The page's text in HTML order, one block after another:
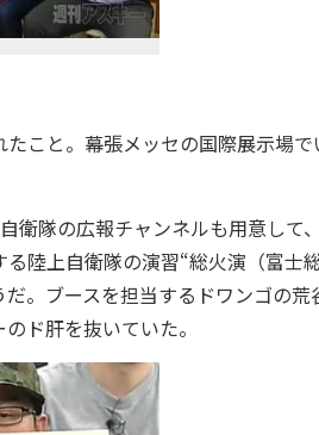
こと。幕張メッセの国際展示場
隊の広報チャンネルも用意して
陸上自衛隊の演習“総火演（富士
。ブースを担当するドワンゴの
ド肝を抜いていた。